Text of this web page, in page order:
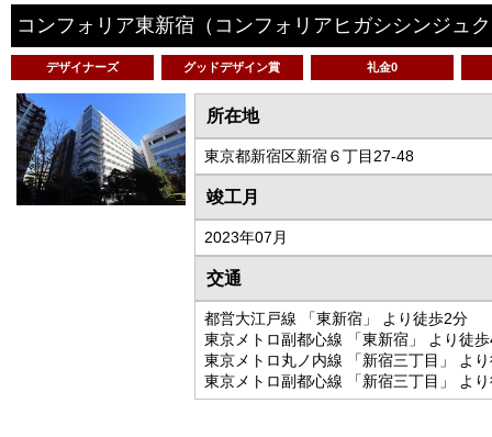
コンフォリア東新宿 （コンフォリアヒガシシンジュ
デザイナーズ グッドデザイン賞 礼金0
所在地
東京都新宿区新宿６丁目27-48
竣工月
2023年07月
交通
都営大江戸線 「東新宿」 より徒歩2分
東京メトロ副都心線 「東新宿」 より徒
東京メトロ丸ノ内線 「新宿三丁目」 よ
東京メトロ副都心線 「新宿三丁目」 よ